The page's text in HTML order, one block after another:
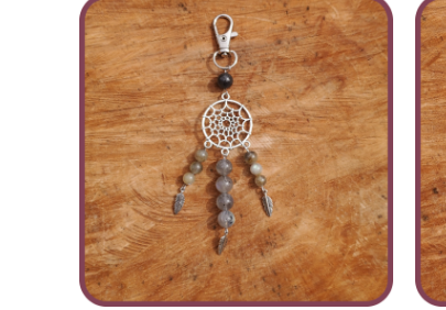
Ce
produit
a
plusieurs
variations.
Les
options
peuvent
être
choisies
sur